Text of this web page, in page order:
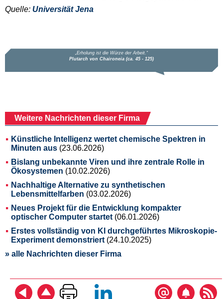
Quelle: Universität Jena
Weitere Nachrichten dieser Firma
Künstliche Intelligenz wertet chemische Spektren in
Minuten aus (23.06.2026)
Bislang unbekannte Viren und ihre zentrale Rolle in
Ökosystemen (10.02.2026)
Nachhaltige Alternative zu synthetischen
Lebensmittelfarben (03.02.2026)
Neues Projekt für die Entwicklung kompakter
optischer Computer startet (06.01.2026)
Erstes vollständig von KI durchgeführtes Mikroskopie-
Experiment demonstriert (24.10.2025)
» alle Nachrichten dieser Firma